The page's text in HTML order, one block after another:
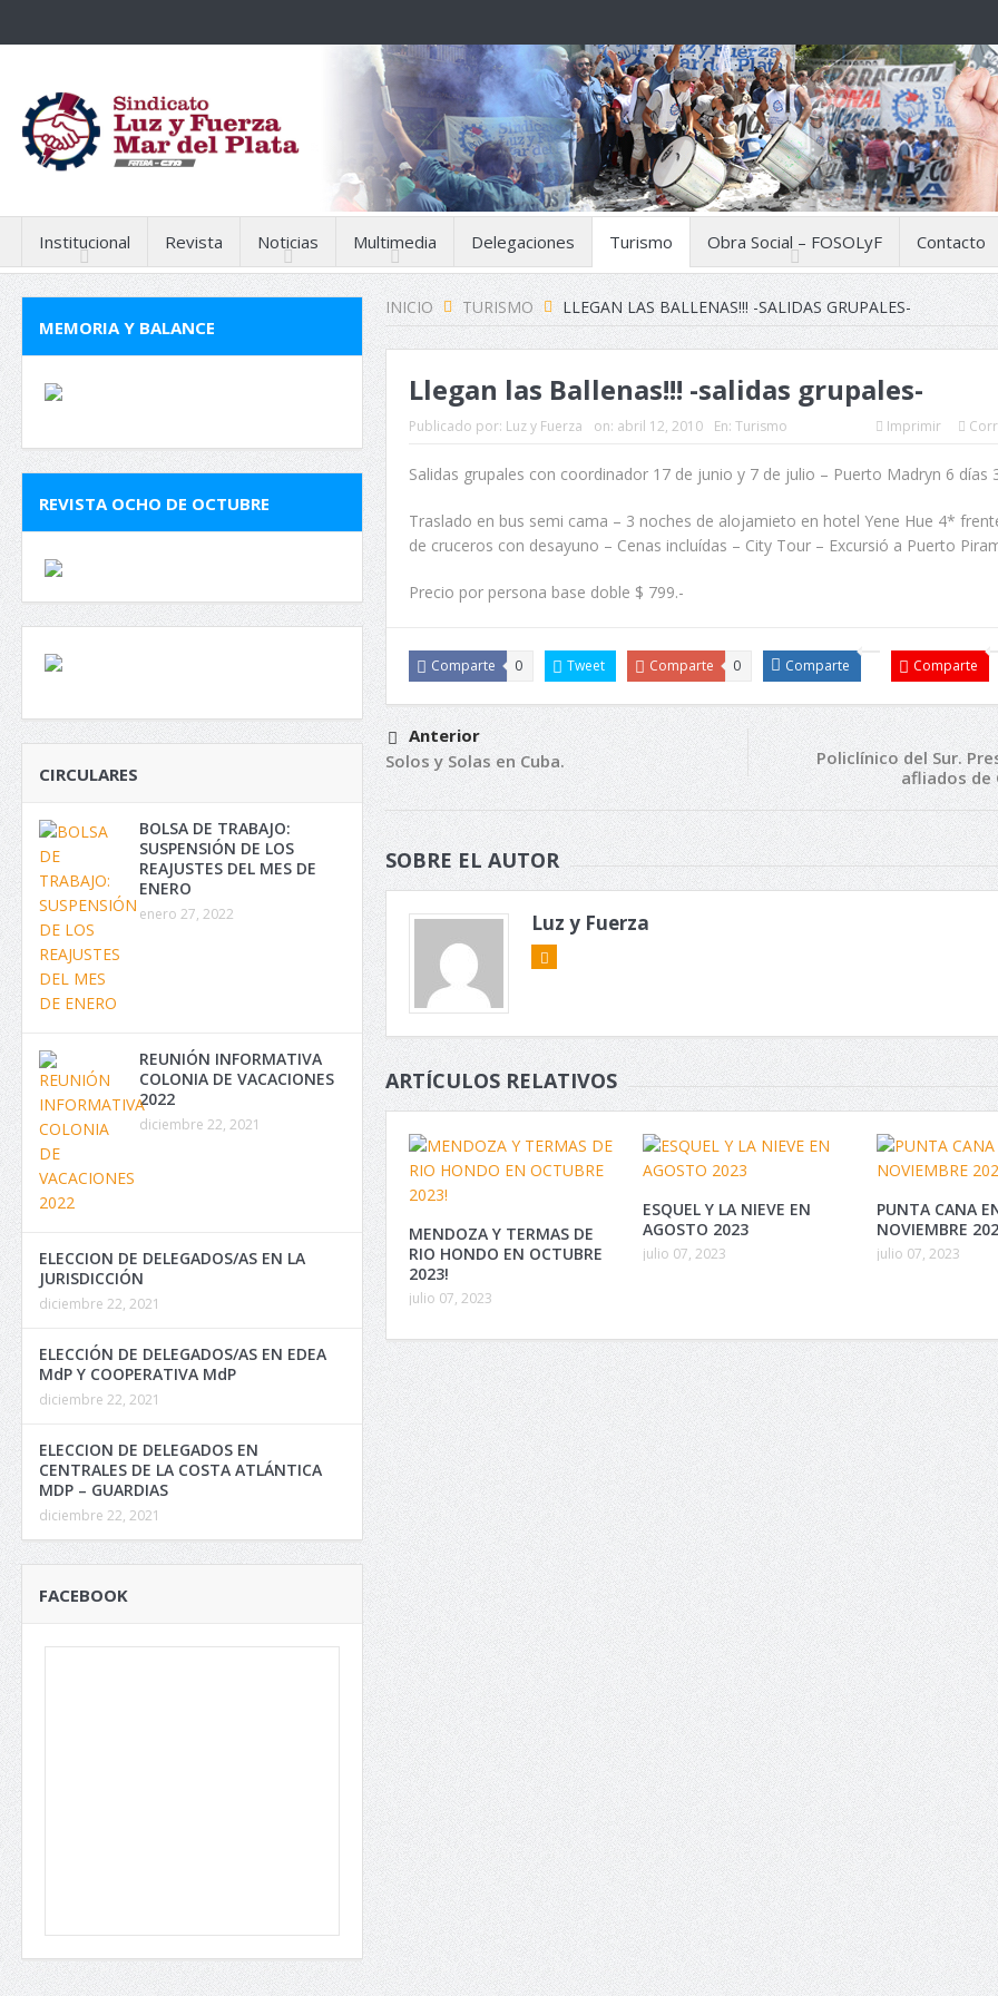
Institucional Revista Noticias Multimedia Delegaciones Turismo Obra Social – FOSOLyF Contacto
INICIO TURISMO LLEGAN LAS BALLENAS!!! -SALIDAS GRUPALES-
Llegan las Ballenas!!! -salidas grupales-
Publicado por: Luz y Fuerza on: abril 12, 2010 En: Turismo Imprimir
Salidas grupales con coordinador 17 de junio y 7 de julio – Puerto Madryn 6 días
Traslado en bus semi cama – 3 noches de alojamieto en hotel Yene Hue 4*
de cruceros con desayuno – Cenas incluídas – City Tour – Excursió a Puerto
Precio por persona base doble $ 799.-
Comparte 0 Tweet Comparte 0 Comparte Comparte
Anterior
Solos y Solas en Cuba.
Policlínico del Sur.
afliados de
SOBRE EL AUTOR
Luz y Fuerza
ARTÍCULOS RELATIVOS
MENDOZA Y TERMAS DE
RIO HONDO EN OCTUBRE
2023!
julio 07, 2023
ESQUEL Y LA NIEVE EN
AGOSTO 2023
julio 07, 2023
PUNTA CANA
NOVIEMBRE
julio 07, 2023
MEMORIA Y BALANCE
REVISTA OCHO DE OCTUBRE
CIRCULARES
BOLSA DE TRABAJO:
SUSPENSIÓN DE LOS
REAJUSTES DEL MES DE
ENERO
enero 27, 2022
REUNIÓN INFORMATIVA
COLONIA DE VACACIONES
2022
diciembre 22, 2021
ELECCION DE DELEGADOS/AS EN LA
JURISDICCIÓN
diciembre 22, 2021
ELECCIÓN DE DELEGADOS/AS EN EDEA
MdP Y COOPERATIVA MdP
diciembre 22, 2021
ELECCION DE DELEGADOS EN
CENTRALES DE LA COSTA ATLÁNTICA
MDP – GUARDIAS
diciembre 22, 2021
FACEBOOK